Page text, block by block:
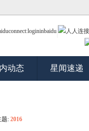
动态 星闻速递
题: 2016